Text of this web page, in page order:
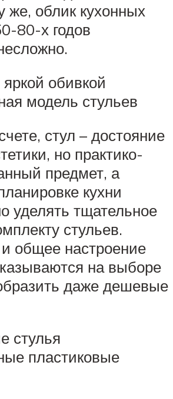
же, облик кухонных
80-х годов
обивкой
модель стульев
стул – достояние
но практико-
предмет, а
кухни
уделять тщательное
стульев.
общее настроение
на выборе
даже дешевые
стулья
пластиковые